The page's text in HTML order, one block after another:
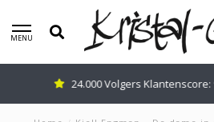
MENU
Advies nodig: Bel